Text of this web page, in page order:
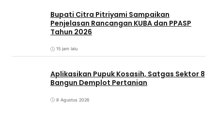
Bupati Citra Pitriyami Sampaikan
Penjelasan Rancangan KUBA dan PPASP
Tahun 2026
15 jam lalu
Aplikasikan Pupuk Kosasih, Satgas Sektor 8
Bangun Demplot Pertanian
8 Agustus 2026